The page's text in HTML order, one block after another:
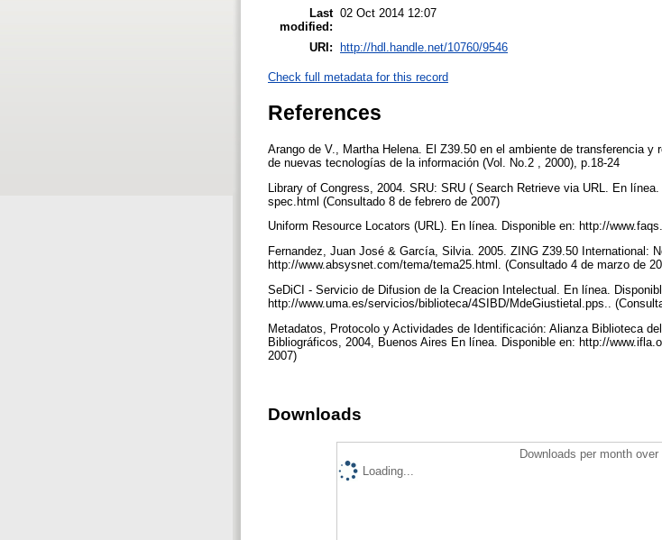
Last
modified:
02 Oct 2014 12:07
URI: http://hdl.handle.net/10760/9546
Check full metadata for this record
References
Arango de V., Martha Helena. El Z39.50 en el ambiente de transferencia
de nuevas tecnologías de la información (Vol. No.2 , 2000), p.18-24
Library of Congress, 2004. SRU: SRU ( Search Retrieve via URL. En
spec.html (Consultado 8 de febrero de 2007)
Uniform Resource Locators (URL). En línea. Disponible en: http://
Fernandez, Juan José & García, Silvia. 2005. ZING Z39.50 International:
http://www.absysnet.com/tema/tema25.html. (Consultado 4 de marzo de
SeDiCI - Servicio de Difusion de la Creacion Intelectual. En línea.
http://www.uma.es/servicios/biblioteca/4SIBD/MdeGiustietal.pps..
Metadatos, Protocolo y Actividades de Identificación: Alianza Biblioteca
Bibliográficos, 2004, Buenos Aires En línea. Disponible en: http://
2007)
Downloads
Downloads per month
Loading...